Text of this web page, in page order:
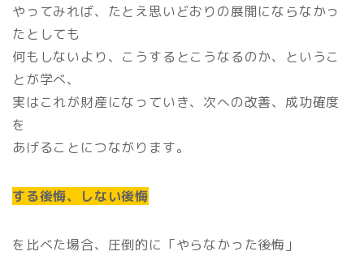
やってみれば、たとえ思いどおりの展開にならなかっ
たとしても
何もしないより、こうするとこうなるのか、というこ
とが学べ、
実はこれが財産になっていき、次への改善、成功確度
を
あげることにつながります。
する後悔、しない後悔
を比べた場合、圧倒的に「やらなかった後悔」